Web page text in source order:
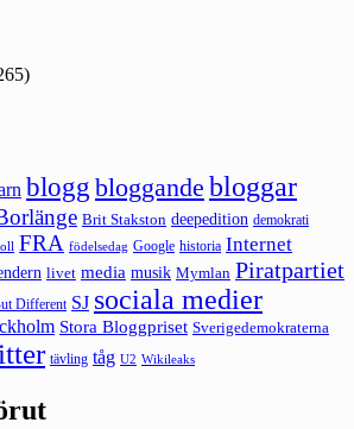
blogg bloggande bloggar
Brit Stakston deepedition demokrati
FRA födelsedag Google historia Internet
livet media musik Mymlan Piratpartiet
Different SJ sociala medier
Stora Bloggpriset Sverigedemokraterna
tävling tåg U2 Wikileaks